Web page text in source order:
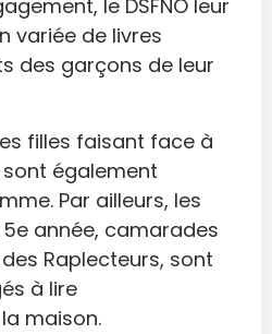
le DSFNO leur
variée de livres
des garçons de leur
filles faisant face à
également
Par ailleurs, les
année, camarades
Raplecteurs, sont
à lire
maison.